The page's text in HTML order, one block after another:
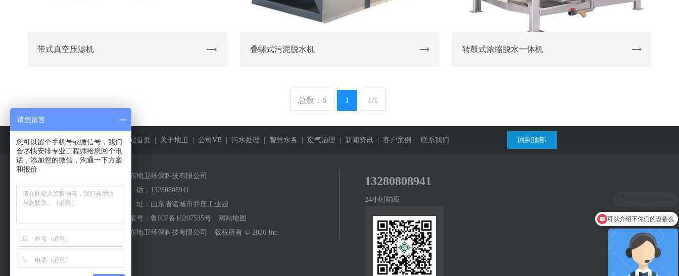
带式真空压滤机 叠螺式污泥脱水机 转鼓式浓缩脱水一体机
总数：6 1 1/1
网站首页 | 关于地卫 | 公司VR| 污水处理 | 智慧水务 | 废气治理 | 新闻资讯| 客户案例 | 联系我们 回到顶部
山东地卫环保科技有限公司
电 话： 13280808941
地 址：山东省诸城市乔庄工业园
备案号： 鲁ICP备10207535号
网站地图
山东地卫环保科技有限公司 版权所有 © 2026 Inc.
13280808941
24小时响应
可以介绍下你们的设备么
请您留言
您可以留个手机号或微信号，我们
会尽快安排专业工程师给您回个电
话，添加您的微信，沟通一下方案
和报价